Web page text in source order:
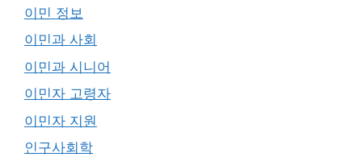
이민 정보
이민과 사회
이민과 시니어
이민자 고령자
이민자 지원
인구사회학